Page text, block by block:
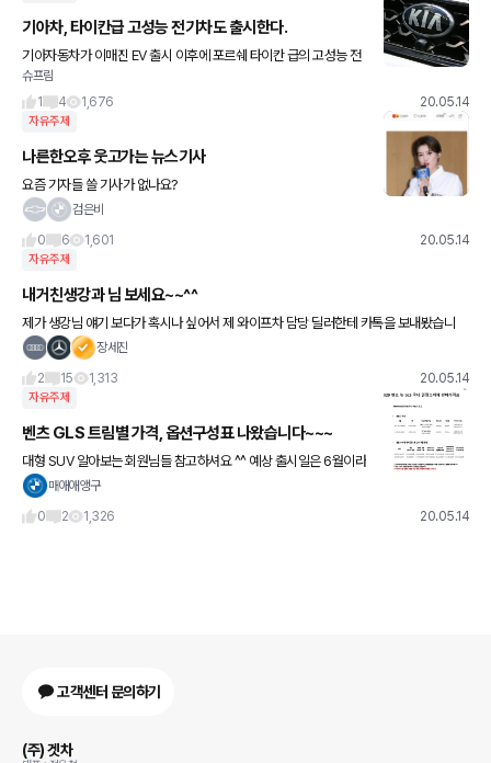
기아차, 타이칸급 고성능 전기차도 출시한다.
기아자동차가 이매진 EV 출시 이후에 포르쉐 타이칸 급의 고성능 전
기차를 내놓는다고 영국 자동차 매체인 오토 익스프레스가 보도했습
니다. 오토 익스프레스에 따르면 기아차의 새로운 고성능 전기차는 E
슈프림
1
4 1,676 20.05.14
자유주제
나른한오후 웃고가는 뉴스기사
요즘 기자들 쓸 기사가 없나요?
검은비
0
6 1,601 20.05.14
자유주제
내거친생강과 님 보세요~~^^
제가 생강님 얘기 보다가 혹시나 싶어서 제 와이프차 담당 딜러한테 카톡을 보내봤습니
다.. 그랬더니 A220 A250 세단 흰색 검정색 재고 있다고 하네요... 다른 지점일 것 같으
장세진
2
15 1,313 20.05.14
자유주제
벤츠 GLS 트림별 가격, 옵션구성표 나왔습니다~~~
대형 SUV 알아보는 회원님들 참고하셔요 ^^ 예상 출시일은 6월이라
고 합니다. 580과 400D의 옵션차이 1. 드라이빙 어시스턴트 패키지매애애앵구
0
2 1,326 20.05.14
고객센터 문의하기
(주) 겟차